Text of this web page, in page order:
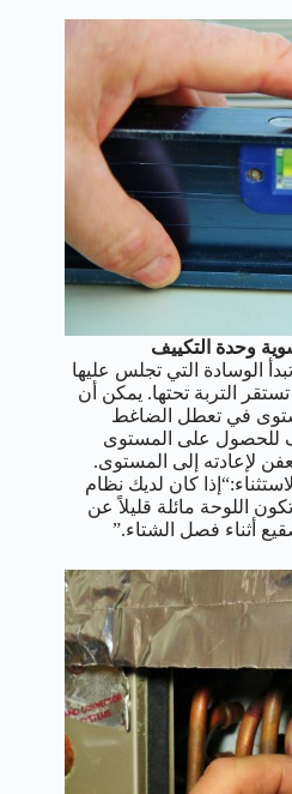
وحدة التكييف
الوسادة التي تجلس عليها
التربة تحتها. يمكن أن
في تعطل الضاغط
للحصول على المستوى
لإعادته إلى المستوى.
كان لديك نظام
اللوحة مائلة قليلاً عن
أثناء فصل الشتاء.”